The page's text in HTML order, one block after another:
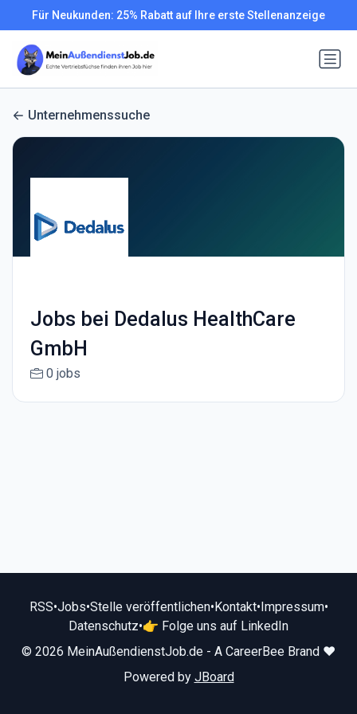
Für Neukunden: 25% Rabatt auf Ihre erste Stellenanzeige
Unternehmenssuche
Jobs bei Dedalus HealthCare
GmbH
0 jobs
RSS•Jobs•Stelle veröffentlichen•Kontakt•Impressum•
Datenschutz•👉 Folge uns auf LinkedIn
© 2026 MeinAußendienstJob.de - A CareerBee Brand ❤️
Powered by JBoard